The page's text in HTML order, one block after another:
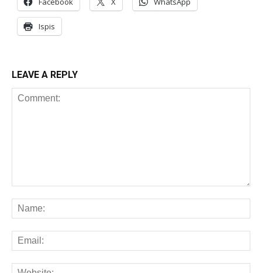
Ispis
LEAVE A REPLY